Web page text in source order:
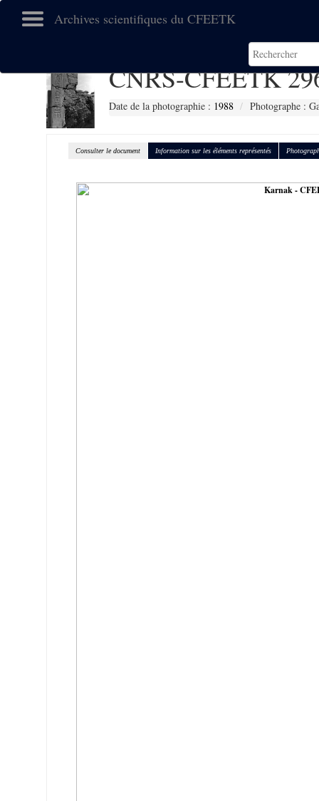
Archives scientifiques du CFEETK
CNRS-CFEETK
Date de la photographie : 1988 Photographe :
Consulter le document Information sur les éléments représentés